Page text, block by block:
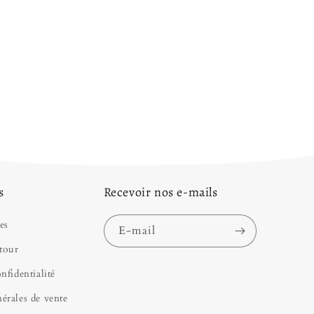
de vente
Recevoir nos e-mails
E-mail